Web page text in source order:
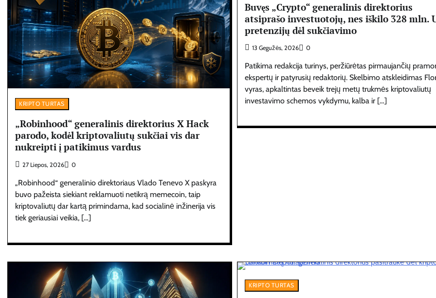
KRIPTO TURTAS
„Robinhood“ generalinis direktorius X Hack
parodo, kodėl kriptovaliutų sukčiai vis dar
nukreipti į patikimus vardus
27 Liepos, 2026 0
„Robinhood“ generalinio direktoriaus Vlado Tenevo X paskyra
buvo pažeista siekiant reklamuoti netikrą memecoin, taip
kriptovaliutų dar kartą primindama, kad socialinė inžinerija vis
tiek geriausiai veikia, […]
Buvęs „Crypto“ generalinis direktorius
atsiprašo investuotojų, nes iškilo 328 mln.
pretenzijų dėl sukčiavimo
13 Gegužės, 2026 0
Patikima redakcija turinys, peržiūrėtas pirmaujančių
ekspertų ir patyrusių redaktorių. Skelbimo atskleidimas
vyras, apkaltintas beveik trejų metų trukmės kriptovaliutų
investavimo schemos vykdymu, kalba ir […]
KRIPTO TURTAS